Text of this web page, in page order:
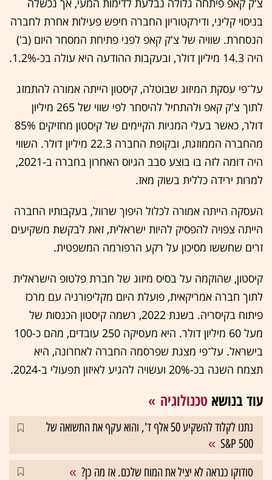
צ'ק קאפ פיתחה גלולה נבלעת לדימות המעי, אך נכשלה
בניסוי קליני, ודירקטוריון החברה חיפש פעילות אחרת לחברה
הנסחרת. שוויה של צ'ק קאפ לפני פתיחת המסחר היום (ב')
היה 14.3 מיליון דולר, ובעקבות ההודעה היא עולה בכ-1.2%.
על־פי עסקת המיזוג שבוטלה, קיסטון הייתה אמורה להתמזג
לתוך צ'ק קאפ ולהתחיל להיסחר לפי שווי של 265 מיליון
דולר, כאשר בעלי המניות הקיימים של קיסטון מחזיקים 85%
מהחברה הממוזגת, ובקופת החברה 22.3 מיליון דולר. השווי
היה דומה לזה בו בוצע סבב הגיוס האחרון בחברה ב-2021,
למרות ירידה כללית בשוק מאז.
העסקה הייתה אמורה לכלול היפוך שרוול, בעקבותיו החברה
הייתה צפויה להפסיק להיות ישראלית, זאת לבקשת משקיעים
זרים שחששו מסיכון על רקע הרפורמה המשפטית.
קיסטון, שהוקמה על בסיס מיזוג של חברת פלטופ הישראלית
לתוך חברה אמריקאית, פועלת היום מקליפורניה עם מרכז
פיתוח בקיסריה. בשנת 2022, רשמה קיסטון הכנסות של
מעל 60 מיליון דולר. היא מעסיקה 250 עובדים, מהם כ-100
בישראל. על־פי מצגת שפרסמה החברה לאחרונה, היא
תצמח השנה בכ-20% ועשויה להגיע לאיזון תפעולי ב-2024.
עוד בנושא טכנולוגיה
נתנו לקלוד להשקיע 50 אלף ד', והוא עקף את התשואה של
S&P 500
סודוקו כנראה לא יציל את המוח שלכם. אז מה כן?